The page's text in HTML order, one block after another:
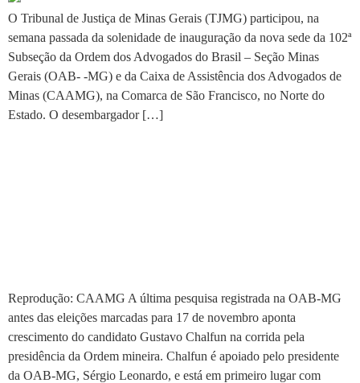
O Tribunal de Justiça de Minas Gerais (TJMG) participou, na
semana passada da solenidade de inauguração da nova sede da 102ª
Subseção da Ordem dos Advogados do Brasil – Seção Minas
Gerais (OAB- -MG) e da Caixa de Assistência dos Advogados de
Minas (CAAMG), na Comarca de São Francisco, no Norte do
Estado. O desembargador […]
Reprodução: CAAMG A última pesquisa registrada na OAB-MG
antes das eleições marcadas para 17 de novembro aponta
crescimento do candidato Gustavo Chalfun na corrida pela
presidência da Ordem mineira. Chalfun é apoiado pelo presidente
da OAB-MG, Sérgio Leonardo, e está em primeiro lugar com